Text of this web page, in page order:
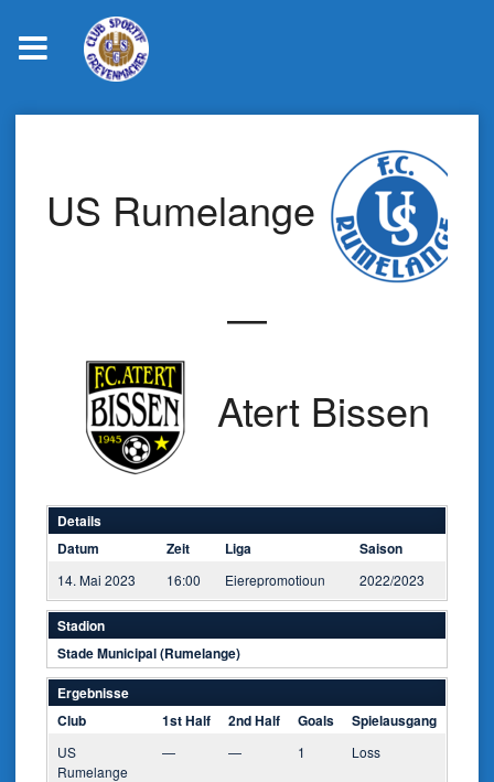
US Rumelange
—
Atert Bissen
Details
Datum
Zeit Liga Saison
14. Mai 2023 16:00 Eierepromotioun 2022/2023
Stadion
Stade Municipal (Rumelange)
Ergebnisse
Club
1st Half 2nd Half Goals Spielausgang
US
Rumelange
— — 1 Loss